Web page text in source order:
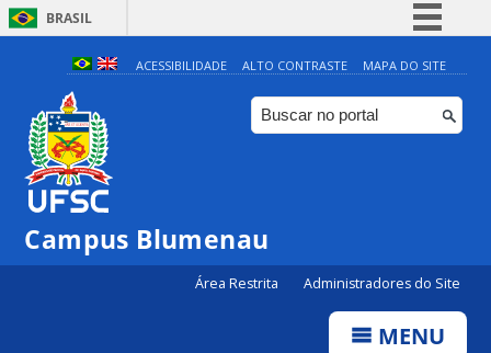
BRASIL
Simplifique!
Comunica BR
Participe
ACESSIBILIDADE ALTO CONTRASTE MAPA DO SITE
Campus Blumenau
Área Restrita Administradores do Site
MENU